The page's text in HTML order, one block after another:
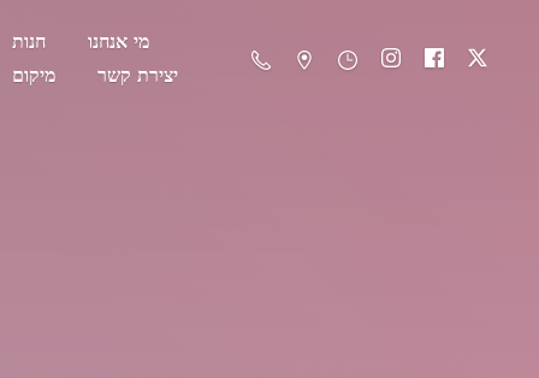
חנות
מי אנחנו
מיקום
יצירת קשר